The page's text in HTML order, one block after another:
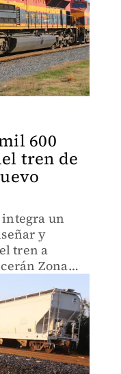
600
tren de
un
y
tren a
Zona